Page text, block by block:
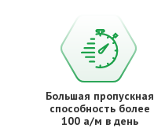
Большая пропускная
способность более
100 а/м в день